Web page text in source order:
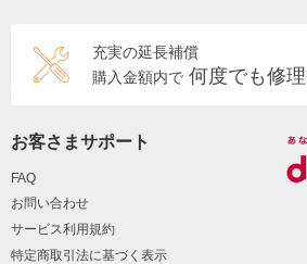
充実の延長補償
購入金額内で 何度でも修
お客さまサポート
FAQ
お問い合わせ
サービス利用規約
特定商取引法に基づく表示